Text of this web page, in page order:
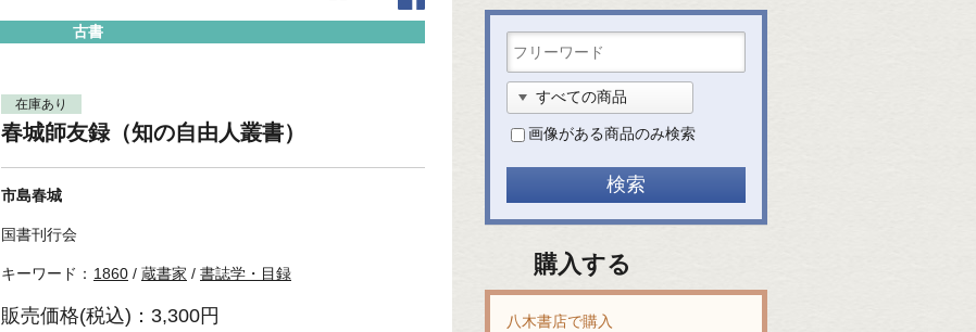
古書
在庫あり
春城師友録（知の自由人叢書）
市島春城
国書刊行会
キーワード： 1860 / 蔵書家 / 書誌学・目録
販売価格(税込)：3,300円
画像がある商品のみ検索
購入する
八木書店で購入